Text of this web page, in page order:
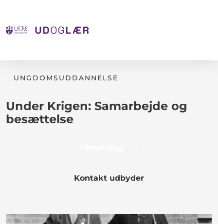
UNGDOMSUDDANNELSE
Under Krigen: Samarbejde og
besættelse
Kontakt udbyder